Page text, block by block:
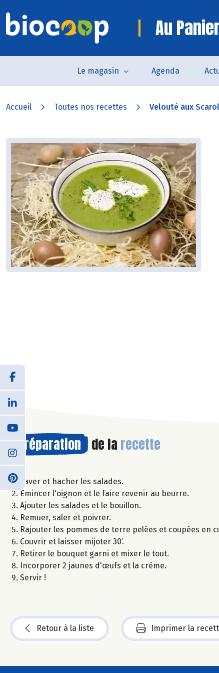
Au
Le magasin Agenda
Accueil Toutes nos recettes Velouté aux
Préparation de la recette
Laver et hacher les salades.
Emincer l'oignon et le faire revenir au beurre.
Ajouter les salades et le bouillon.
Remuer, saler et poivrer.
Rajouter les pommes de terre pelées et coupées en
Couvrir et laisser mijoter 30’.
Retirer le bouquet garni et mixer le tout.
Incorporer 2 jaunes d'œufs et la crème.
Servir !
Retour à la liste Imprimer la